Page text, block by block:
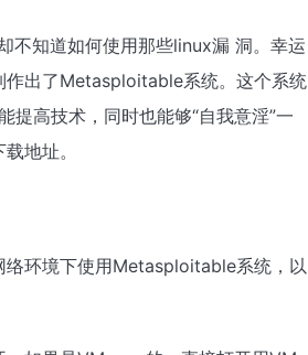
不知道如何使用那些linux漏 洞。幸运
出了Metasploitable系统。这个系统
高技术，同时也能够“自我意淫”一
地址。
络环境下使用Metasploitable系统，以